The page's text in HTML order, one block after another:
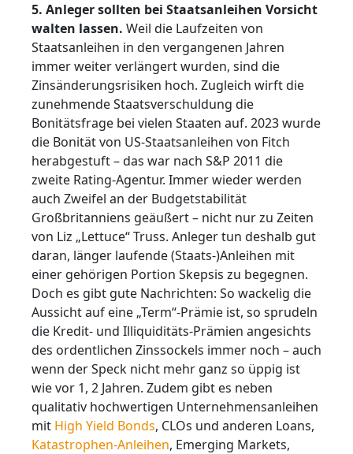
5. Anleger sollten bei Staatsanleihen Vorsicht
walten lassen. Weil die Laufzeiten von
Staatsanleihen in den vergangenen Jahren
immer weiter verlängert wurden, sind die
Zinsänderungsrisiken hoch. Zugleich wirft die
zunehmende Staatsverschuldung die
Bonitätsfrage bei vielen Staaten auf. 2023 wurde
die Bonität von US-Staatsanleihen von Fitch
herabgestuft – das war nach S&P 2011 die
zweite Rating-Agentur. Immer wieder werden
auch Zweifel an der Budgetstabilität
Großbritanniens geäußert – nicht nur zu Zeiten
von Liz „Lettuce“ Truss. Anleger tun deshalb gut
daran, länger laufende (Staats-)Anleihen mit
einer gehörigen Portion Skepsis zu begegnen.
Doch es gibt gute Nachrichten: So wackelig die
Aussicht auf eine „Term“-Prämie ist, so sprudeln
die Kredit- und Illiquiditäts-Prämien angesichts
des ordentlichen Zinssockels immer noch – auch
wenn der Speck nicht mehr ganz so üppig ist
wie vor 1, 2 Jahren. Zudem gibt es neben
qualitativ hochwertigen Unternehmensanleihen
mit High Yield Bonds, CLOs und anderen Loans,
Katastrophen-Anleihen, Emerging Markets,